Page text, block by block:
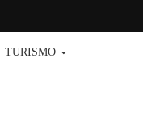
TURISMO